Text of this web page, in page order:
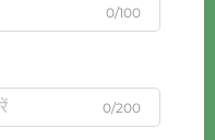
0/100
0/200